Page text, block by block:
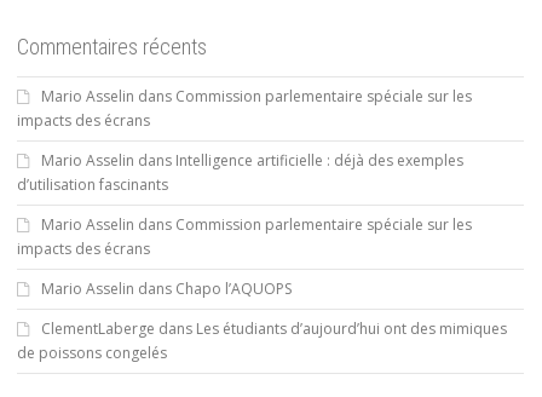
Commentaires récents
Mario Asselin dans Commission parlementaire spéciale sur les
impacts des écrans
Mario Asselin dans Intelligence artificielle : déjà des exemples
d’utilisation fascinants
Mario Asselin dans Commission parlementaire spéciale sur les
impacts des écrans
Mario Asselin dans Chapo l’AQUOPS
ClementLaberge dans Les étudiants d’aujourd’hui ont des mimiques
de poissons congelés